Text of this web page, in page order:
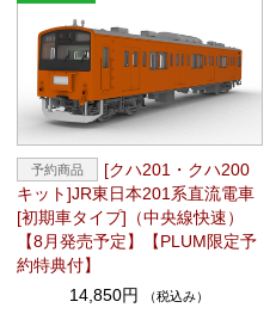
[クハ201・クハ200
キット]JR東日本201系直流電車
[初期車タイプ]（中央線快速）
【8月発売予定】【PLUM限定予
約特典付】
14,850円
（税込み）